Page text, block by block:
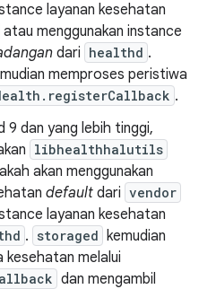
layanan kesehatan
atau menggunakan instance
dari healthd .
memproses peristiwa
.
9 dan yang lebih tinggi,
libhealthhalutils
akan menggunakan
default dari vendor
layanan kesehatan
. storaged kemudian
melalui
dan mengambil